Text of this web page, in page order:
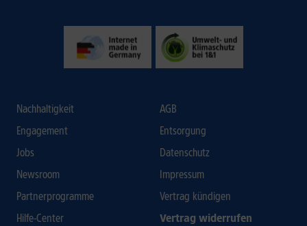
Nachhaltigkeit
Engagement
Jobs
Newsroom
Partnerprogramme
Hilfe-Center
AGB
Entsorgung
Datenschutz
Impressum
Vertrag kündigen
Vertrag widerrufen